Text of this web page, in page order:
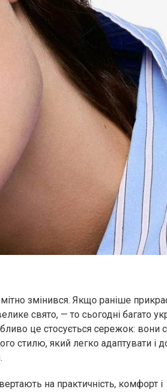
змінився. Якщо раніше
свято, — то сьогодні багато
це стосується сережок: вони
стилю, який легко адаптувати і
на практичність, комфорт і